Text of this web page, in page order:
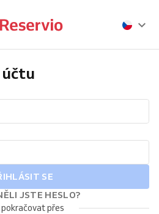
účtu
SE
JSTE HESLO?
přes